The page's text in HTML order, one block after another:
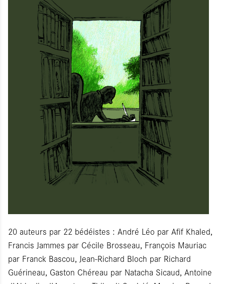
20 auteurs par 22 bédéistes : André Léo par Afif Khaled,
Francis Jammes par Cécile Brosseau, François Mauriac
par Franck Bascou, Jean-Richard Bloch par Richard
Guérineau, Gaston Chéreau par Natacha Sicaud, Antoine